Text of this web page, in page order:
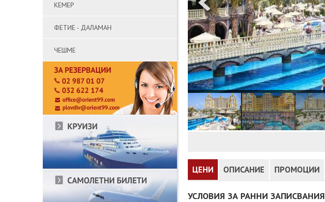
КЕМЕР
ФЕТИЕ - ДАЛАМАН
ЧЕШМЕ
ЦЕНИ ОПИСАНИЕ ПРОМОЦИИ
УСЛОВИЯ ЗА РАННИ ЗАПИСВАНИЯ